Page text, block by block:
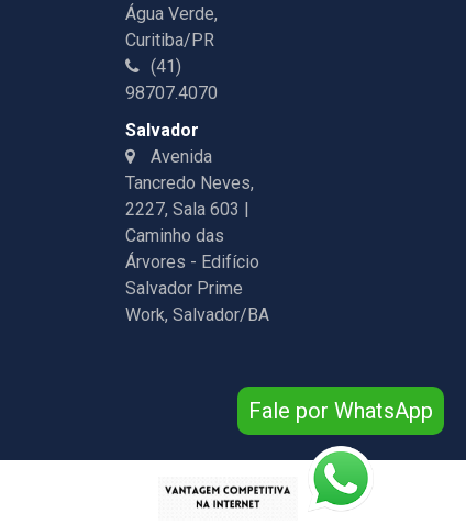
Água Verde,
Curitiba/PR
(41)
98707.4070
Salvador
Avenida
Tancredo Neves,
2227, Sala 603 |
Caminho das
Árvores - Edifício
Salvador Prime
Work, Salvador/BA
Fale por WhatsApp